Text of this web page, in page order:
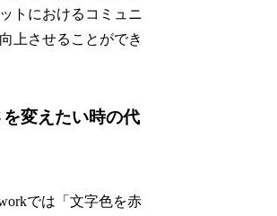
トにおけるコミュニ
上させることができ
変えたい時の代
では「文字色を赤